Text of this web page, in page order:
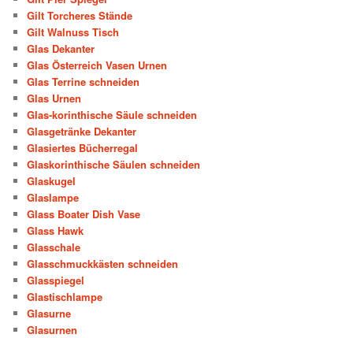
Gilt Torcheres Stände
Gilt Walnuss Tisch
Glas Dekanter
Glas Österreich Vasen Urnen
Glas Terrine schneiden
Glas Urnen
Glas-korinthische Säule schneiden
Glasgetränke Dekanter
Glasiertes Bücherregal
Glaskorinthische Säulen schneiden
Glaskugel
Glaslampe
Glass Boater Dish Vase
Glass Hawk
Glasschale
Glasschmuckkästen schneiden
Glasspiegel
Glastischlampe
Glasurne
Glasurnen